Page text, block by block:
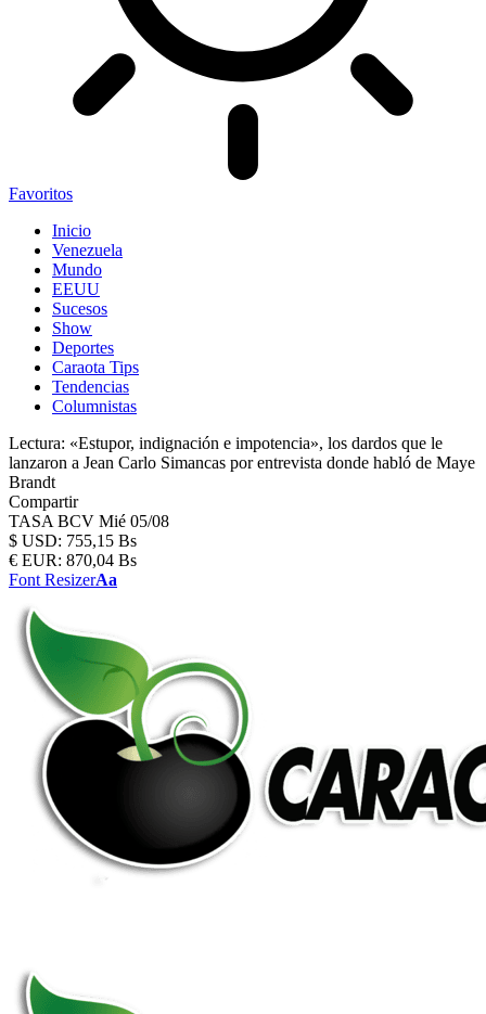
Favoritos
Inicio
Venezuela
Mundo
EEUU
Sucesos
Show
Deportes
Caraota Tips
Tendencias
Columnistas
Lectura: «Estupor, indignación e impotencia», los dardos que le
lanzaron a Jean Carlo Simancas por entrevista donde habló de Maye
Brandt
Compartir
TASA BCV Mié 05/08
$ USD: 755,15 Bs
€ EUR: 870,04 Bs
Font ResizerAa